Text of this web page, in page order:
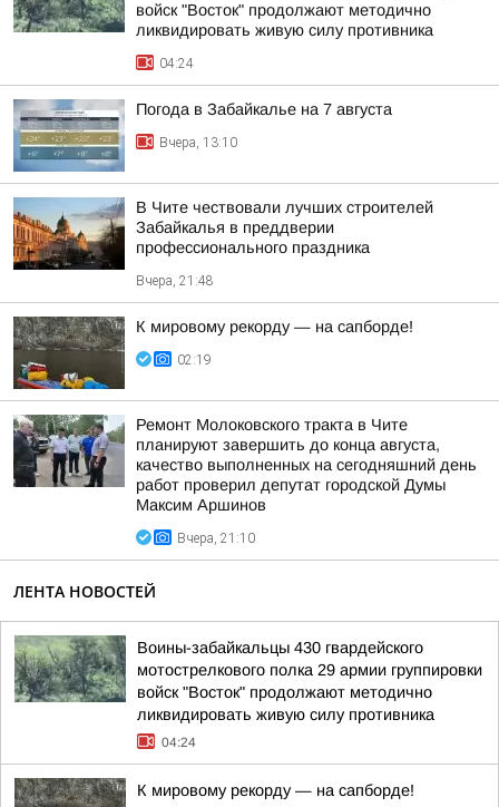
войск "Восток" продолжают методично
ликвидировать живую силу противника
04:24
Погода в Забайкалье на 7 августа
Вчера, 13:10
В Чите чествовали лучших строителей
Забайкалья в преддверии
профессионального праздника
Вчера, 21:48
К мировому рекорду — на сапборде!
02:19
Ремонт Молоковского тракта в Чите
планируют завершить до конца августа,
качество выполненных на сегодняшний день
работ проверил депутат городской Думы
Максим Аршинов
Вчера, 21:10
ЛЕНТА НОВОСТЕЙ
Воины-забайкальцы 430 гвардейского
мотострелкового полка 29 армии группировки
войск "Восток" продолжают методично
ликвидировать живую силу противника
04:24
К мировому рекорду — на сапборде!